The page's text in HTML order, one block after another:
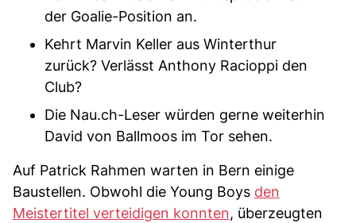
der Goalie-Position an.
Kehrt Marvin Keller aus Winterthur
zurück? Verlässt Anthony Racioppi den
Club?
Die Nau.ch-Leser würden gerne weiterhin
David von Ballmoos im Tor sehen.
Auf Patrick Rahmen warten in Bern einige
Baustellen. Obwohl die Young Boys den
Meistertitel verteidigen konnten, überzeugten